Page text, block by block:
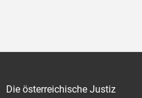
Die österreichische Justiz